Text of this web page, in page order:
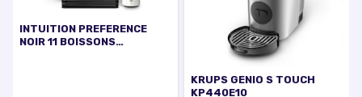
INTUITION PREFERENCE
NOIR 11 BOISSONS
KRUPS GENIO S TOUCH
KP440E10